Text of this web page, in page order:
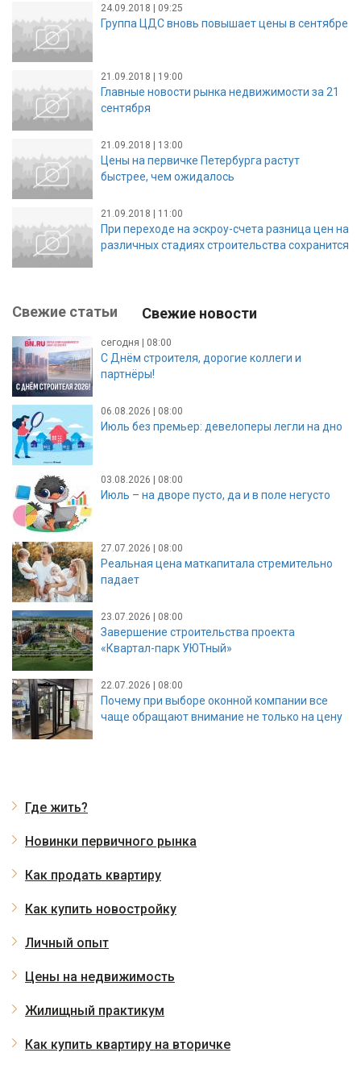
24.09.2018 | 09:25
Группа ЦДС вновь повышает цены в сентябре
21.09.2018 | 19:00
Главные новости рынка недвижимости за 21
сентября
21.09.2018 | 13:00
Цены на первичке Петербурга растут
быстрее, чем ожидалось
21.09.2018 | 11:00
При переходе на эскроу-счета разница цен на
различных стадиях строительства сохранится
Свежие статьи Свежие новости
сегодня | 08:00
С Днём строителя, дорогие коллеги и
партнёры!
06.08.2026 | 08:00
Июль без премьер: девелоперы легли на дно
03.08.2026 | 08:00
Июль – на дворе пусто, да и в поле негусто
27.07.2026 | 08:00
Реальная цена маткапитала стремительно
падает
23.07.2026 | 08:00
Завершение строительства проекта
«Квартал-парк УЮТный»
22.07.2026 | 08:00
Почему при выборе оконной компании все
чаще обращают внимание не только на цену
Где жить?
Новинки первичного рынка
Как продать квартиру
Как купить новостройку
Личный опыт
Цены на недвижимость
Жилищный практикум
Как купить квартиру на вторичке